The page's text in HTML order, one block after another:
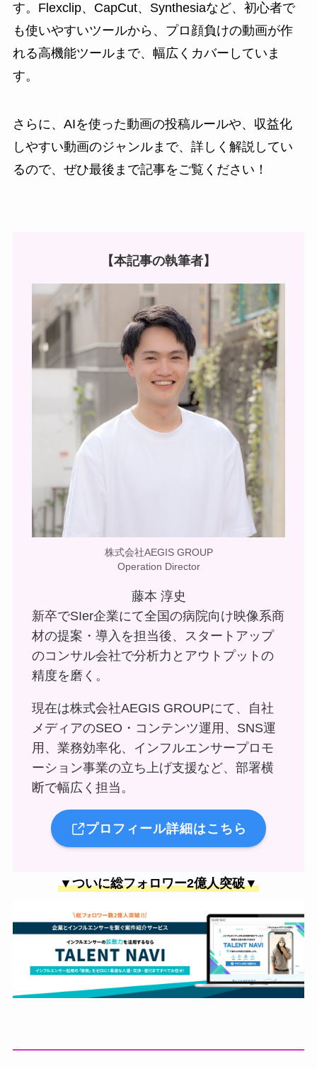
す。Flexclip、CapCut、Synthesiaなど、初心者で
も使いやすいツールから、プロ顔負けの動画が作
れる高機能ツールまで、幅広くカバーしていま
す。
さらに、AIを使った動画の投稿ルールや、収益化
しやすい動画のジャンルまで、詳しく解説してい
るので、ぜひ最後まで記事をご覧ください！
【本記事の執筆者】
株式会社AEGIS GROUP
Operation Director
藤本 淳史
新卒でSIer企業にて全国の病院向け映像系商
材の提案・導入を担当後、スタートアップ
のコンサル会社で分析力とアウトプットの
精度を磨く。
現在は株式会社AEGIS GROUPにて、自社
メディアのSEO・コンテンツ運用、SNS運
用、業務効率化、インフルエンサープロモ
ーション事業の立ち上げ支援など、部署横
断で幅広く担当。
プロフィール詳細はこちら
▼ついに総フォロワー2億人突破▼